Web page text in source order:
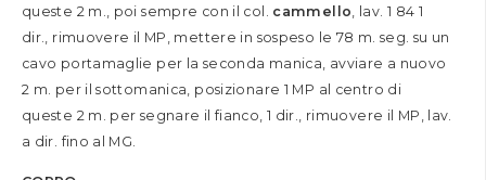
queste 2 m., poi sempre con il col. cammello, lav. 1 84 1
dir., rimuovere il MP, mettere in sospeso le 78 m. seg. su un
cavo portamaglie per la seconda manica, avviare a nuovo
2 m. per il sottomanica, posizionare 1 MP al centro di
queste 2 m. per segnare il fianco, 1 dir., rimuovere il MP, lav.
a dir. fino al MG.